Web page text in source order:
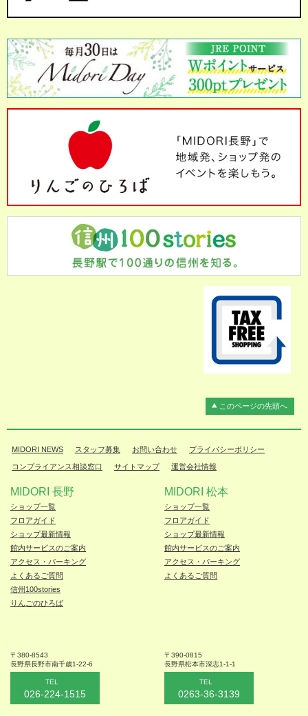
このページの先頭へ
MIDORI NEWS スタッフ募集 お問い合わせ プライバシーポリシー
コンプライアンス相談窓口 サイトマップ 運営会社情報
MIDORI 長野
ショップ一覧
フロアガイド
ショップ最新情報
館内サービスのご案内
アクセス・パーキング
よくあるご質問
信州100stories
りんごのひろば
〒380-8543
長野県長野市南千歳1-22-6
TEL
026-224-1515
MIDORI 松本
ショップ一覧
フロアガイド
ショップ最新情報
館内サービスのご案内
アクセス・パーキング
よくあるご質問
〒390-0815
長野県松本市深志1-1-1
TEL
0263-36-3139